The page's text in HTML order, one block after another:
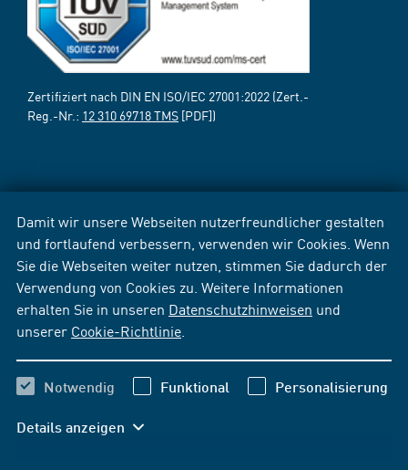
Damit wir unsere Webseiten nutzerfreundlicher gestalten
und fortlaufend verbessern, verwenden wir Cookies. Wenn
Sie die Webseiten weiter nutzen, stimmen Sie dadurch der
Verwendung von Cookies zu. Weitere Informationen
erhalten Sie in unseren Datenschutzhinweisen und
unserer Cookie-Richtlinie
Notwendig Funktional Personalisierung
Details anzeigen
Zertifiziert nach DIN EN ISO/IEC 27001:2022 (Zert.-
Reg.-Nr.: 12 310 69718 TMS [PDF])